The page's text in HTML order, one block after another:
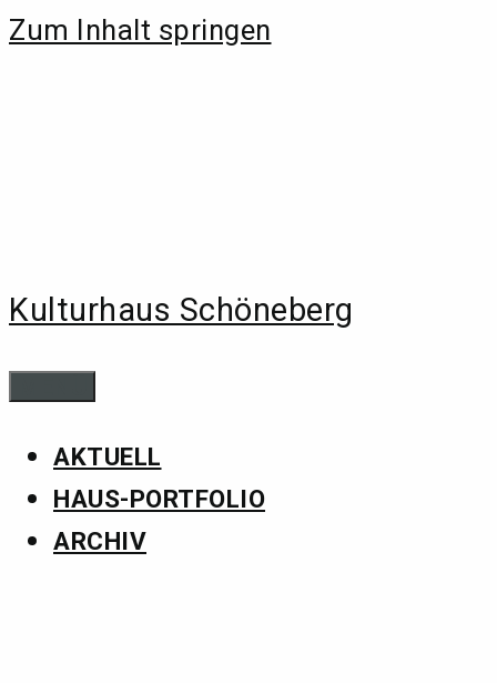
Zum Inhalt springen
Kulturhaus Schöneberg
AKTUELL
HAUS-PORTFOLIO
ARCHIV